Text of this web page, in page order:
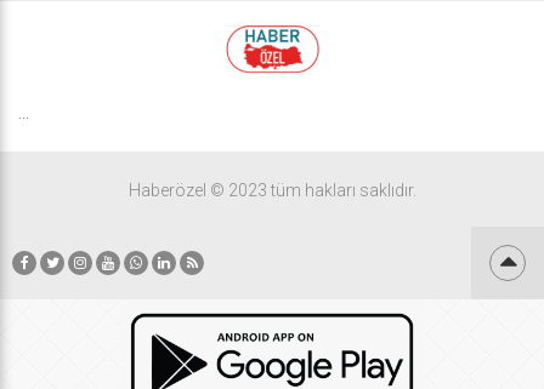
Haberözel © 2023 tüm hakları saklıdır.